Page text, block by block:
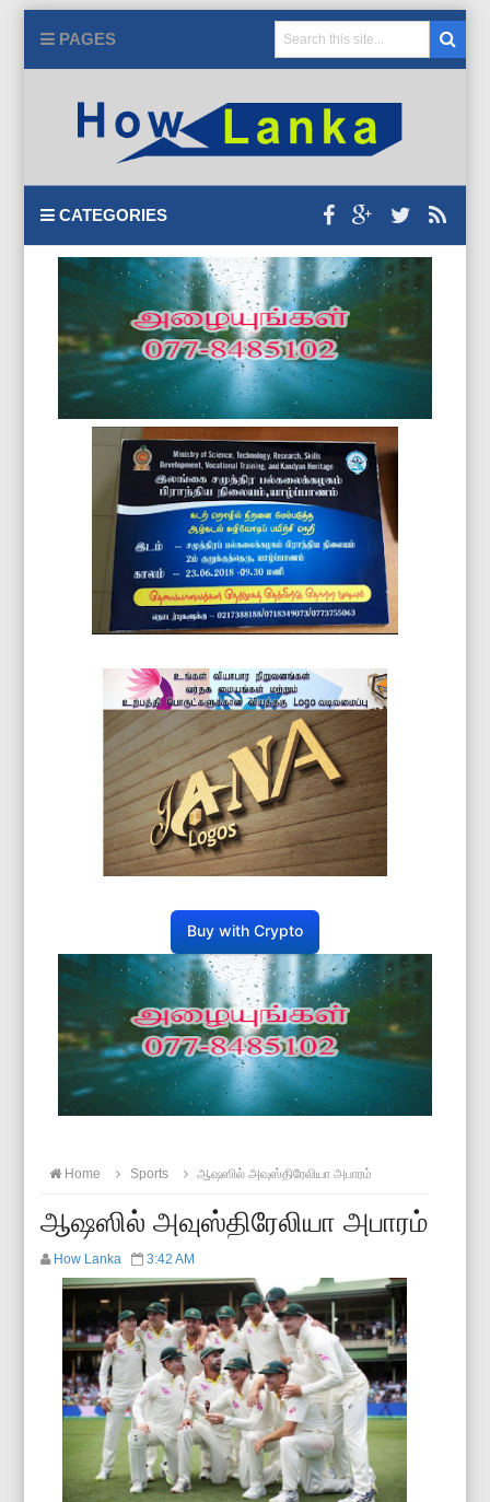
PAGES
CATEGORIES
Buy with Crypto
Home Sports ஆஷஸில் அவுஸ்திரேலியா அபாரம்
ஆஷஸில் அவுஸ்திரேலியா அபாரம்
How Lanka 3:42 AM